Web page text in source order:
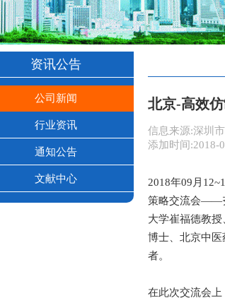
资讯公告
公司新闻
行业资讯
通知公告
文献中心
北京-高效
信息来源:深圳
添加时间:2018-
2018年09月
策略交流会——
大学崔福德教
博士、北京中
者。
在此次交流会